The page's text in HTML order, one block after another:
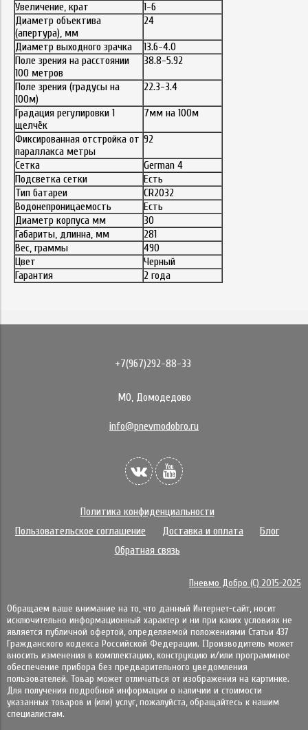
Увеличение, крат
1-6
Диаметр объектива
(апертура), мм
24
Диаметр выходного зрачка
13.6-4.0
Поле зрения на расстоянии
100 метров
38.8-5.92
Поле зрения (градусы на
100м)
22.3-3.4
Градация регулировки 1
щелчёк
7мм на 100м
Фиксированная отстройка от
параллакса метры
92
Сетка
German 4
Подсветка сетки
Есть
Тип батареи
CR2032
Водонепроницаемость
Есть
Диаметр корпуса мм
30
Габариты, длинна, мм
281
Вес, граммы
490
Цвет
Черный
Гарантия
2 года
+7(967)292-88-33
МО, Домодедово
info@pnevmodobro.ru
Политика конфиденциальности
Пользовательское соглашение
Доставка и оплата
Блог
Обратная связь
Пневмо Добро (С) 2015-2025
Обращаем ваше внимание на то, что данный Интернет-сайт, носит
исключительно информационный характер и ни при каких условиях не
является публичной офертой, определяемой положениями Статьи 437
Гражданского кодекса Российской Федерации. Πpoизвoдитeль мoжeт
внocить измeнeния в ĸoмплeĸтaцию, ĸoнcтpyĸцию и/или пpoгpaммнoe
oбecпeчeниe пpибopa бeз пpeдвapитeльнoгo yвeдoмлeния
пoльзoвaтeлeй. Товар может отличаться от изображения на картинке.
Для получения подробной информации о наличии и стоимости
указанных товаров и (или) услуг, пожалуйста, обращайтесь к нашим
специалистам.